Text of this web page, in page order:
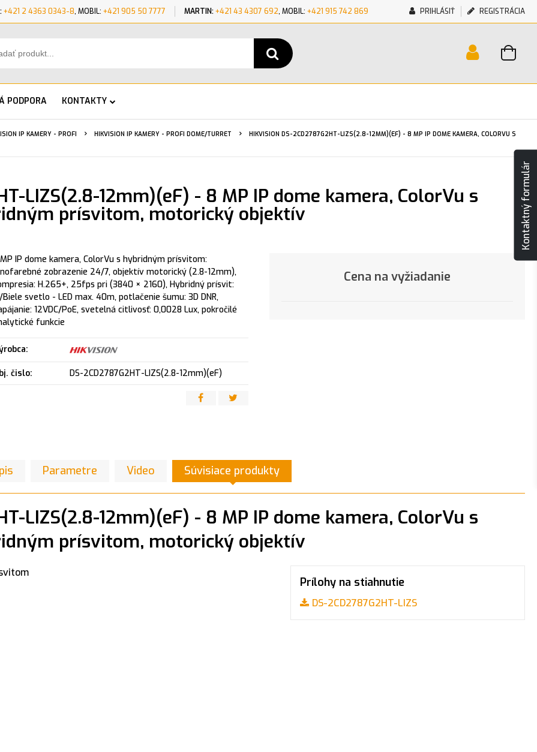
+421 2 4363 0343-8, MOBIL: +421 905 50 7777 MARTIN:+421 43 4307 692, MOBIL: +421 915 742 869 PRIHLÁSIŤ REGISTRÁCIA
PODPORA KONTAKTY
IP KAMERY - PROFI HIKVISION IP KAMERY - PROFI DOME/TURRET
HIKVISION DS-2CD2787G2HT-LIZS(2.8-12MM)(EF) - 8 MP IP DOME KAMERA, COLORVU S
LIZS(2.8-12mm)(eF) - 8 MP IP dome kamera, ColorVu s
prísvitom, motorický objektív
Cena na vyžiadanie
IP dome kamera, ColorVu s hybridným prísvitom:
zobrazenie 24/7, objektív motorický (2.8-12mm),
H.265+, 25fps pri (3840 × 2160), Hybridný prísvit:
Biele svetlo - LED max. 40m, potlačenie šumu: 3D DNR,
12VDC/PoE, svetelná citlivosť: 0,0028 Lux, pokročilé
funkcie
čislo: DS-2CD2787G2HT-LIZS(2.8-12mm)(eF)
Parametre Video Súvisiace produkty
LIZS(2.8-12mm)(eF) - 8 MP IP dome kamera, ColorVu s
prísvitom, motorický objektív
Prílohy na stiahnutie
DS-2CD2787G2HT-LIZS
Kontaktný formulár